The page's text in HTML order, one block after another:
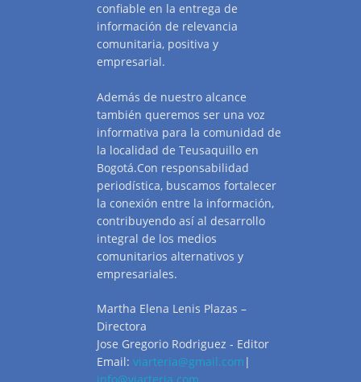
confiable en la entrega de
información de relevancia
comunitaria, positiva y
empresarial.
Además de nuestro alcance
también queremos ser una voz
informativa para la comunidad de
la localidad de Teusaquillo en
Bogotá.Con responsabilidad
periodística, buscamos fortalecer
la conexión entre la información,
contribuyendo así al desarrollo
integral de los medios
comunitarios alternativos y
empresariales.
Martha Elena Lenis Plazas –
Directora
Jose Gregorio Rodriguez - Editor
Email: viarteria@gmail.com |